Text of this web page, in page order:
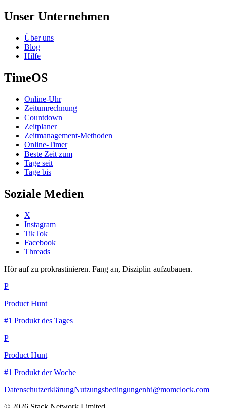
Unser Unternehmen
Über uns
Blog
Hilfe
TimeOS
Online-Uhr
Zeitumrechnung
Countdown
Zeitplaner
Zeitmanagement-Methoden
Online-Timer
Beste Zeit zum
Tage seit
Tage bis
Soziale Medien
X
Instagram
TikTok
Facebook
Threads
Hör auf zu prokrastinieren. Fang an, Disziplin aufzubauen.
P
Product Hunt
#1 Produkt des Tages
P
Product Hunt
#1 Produkt der Woche
DatenschutzerklärungNutzungsbedingungenhi@momclock.com